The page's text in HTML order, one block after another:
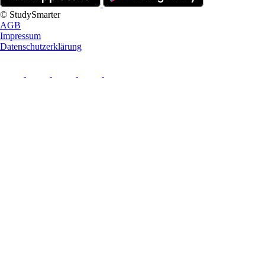
© StudySmarter
AGB
Impressum
Datenschutzerklärung